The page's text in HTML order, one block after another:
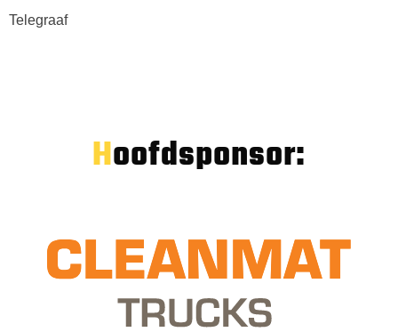
Telegraaf
Hoofdsponsor: